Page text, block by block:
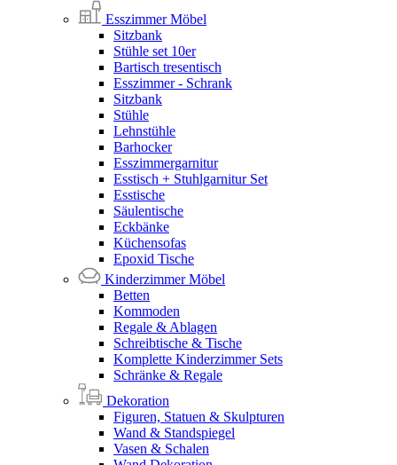
Esszimmer Möbel
Sitzbank
Stühle set 10er
Bartisch tresentisch
Esszimmer - Schrank
Sitzbank
Stühle
Lehnstühle
Barhocker
Esszimmergarnitur
Esstisch + Stuhlgarnitur Set
Esstische
Säulentische
Eckbänke
Küchensofas
Epoxid Tische
Kinderzimmer Möbel
Betten
Kommoden
Regale & Ablagen
Schreibtische & Tische
Komplette Kinderzimmer Sets
Schränke & Regale
Dekoration
Figuren, Statuen & Skulpturen
Wand & Standspiegel
Vasen & Schalen